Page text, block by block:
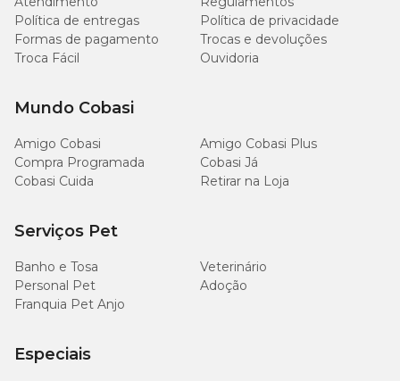
Política de entregas
Política de privacidade
Formas de pagamento
Trocas e devoluções
Troca Fácil
Ouvidoria
Mundo Cobasi
Amigo Cobasi
Amigo Cobasi Plus
Compra Programada
Cobasi Já
Cobasi Cuida
Retirar na Loja
Serviços Pet
Banho e Tosa
Veterinário
Personal Pet
Adoção
Franquia Pet Anjo
Especiais